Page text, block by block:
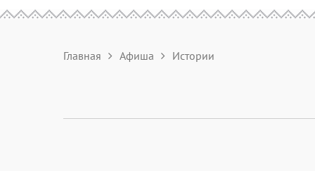
Главная Афиша Истории